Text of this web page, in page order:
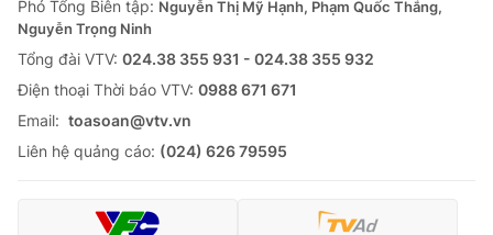
Phó Tổng Biên tập: Nguyễn Thị Mỹ Hạnh, Phạm Quốc Thắng,
Nguyễn Trọng Ninh
Tổng đài VTV: 024.38 355 931 - 024.38 355 932
Ðiện thoại Thời báo VTV: 0988 671 671
Email: toasoan@vtv.vn
Liên hệ quảng cáo: (024) 626 79595